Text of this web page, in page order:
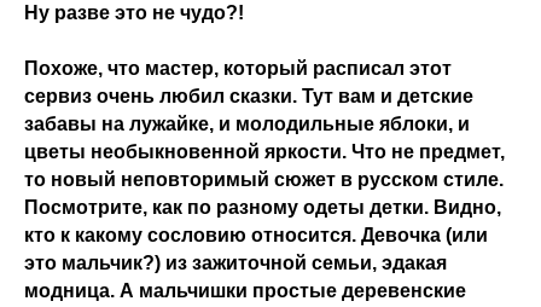
Ну разве это не чудо?!
Похоже, что мастер, который расписал этот
сервиз очень любил сказки. Тут вам и детские
забавы на лужайке, и молодильные яблоки, и
цветы необыкновенной яркости. Что не предмет,
то новый неповторимый сюжет в русском стиле.
Посмотрите, как по разному одеты детки. Видно,
кто к какому сословию относится. Девочка (или
это мальчик?) из зажиточной семьи, эдакая
модница. А мальчишки простые деревенские